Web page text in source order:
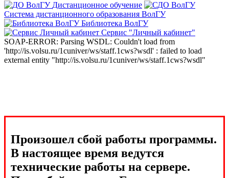
Дистанционное обучение
Система дистанционного образования ВолГУ
Библиотека ВолГУ
Сервис "Личный кабинет"
SOAP-ERROR: Parsing WSDL: Couldn't load from
'http://is.volsu.ru/1cuniver/ws/staff.1cws?wsdl' : failed to load
external entity "http://is.volsu.ru/1cuniver/ws/staff.1cws?wsdl"
Произошел сбой работы программы.
В настоящее время ведутся
технические работы на сервере.